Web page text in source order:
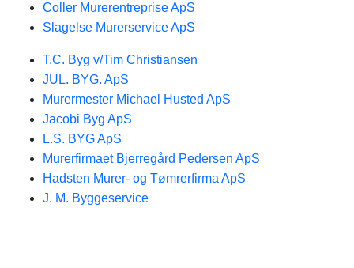
Coller Murerentreprise ApS
Slagelse Murerservice ApS
T.C. Byg v/Tim Christiansen
JUL. BYG. ApS
Murermester Michael Husted ApS
Jacobi Byg ApS
L.S. BYG ApS
Murerfirmaet Bjerregård Pedersen ApS
Hadsten Murer- og Tømrerfirma ApS
J. M. Byggeservice